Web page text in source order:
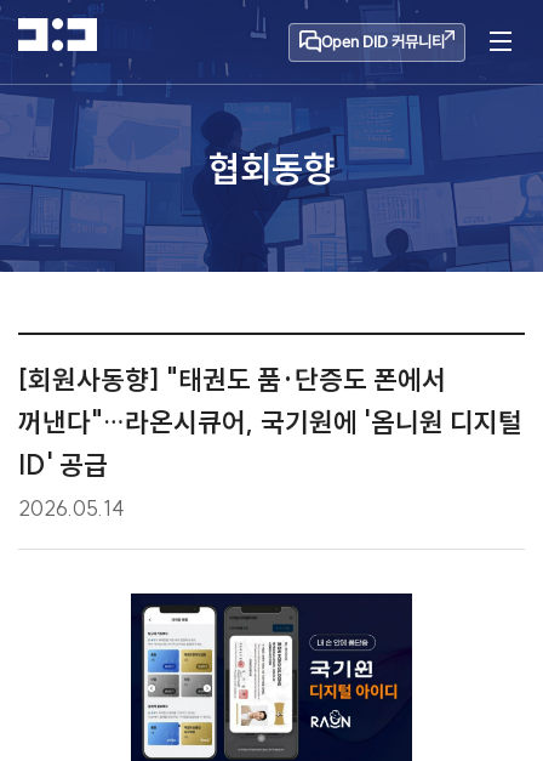
Open DID 커뮤니티
협회동향
[회원사동향] "태권도 품·단증도 폰에서
꺼낸다"…라온시큐어, 국기원에 '옴니원 디지털
ID' 공급
2026.05.14